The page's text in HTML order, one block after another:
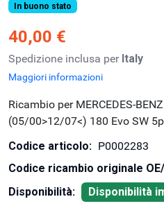
In buono stato
40,00 €
Spedizione inclusa per Italy
Maggiori informazioni
Ricambio per MERCEDES-
(05/00>12/07<) 180 Evo SW
Codice articolo: P0002283
Codice ricambio originale
Disponibilità:
Disponibilità